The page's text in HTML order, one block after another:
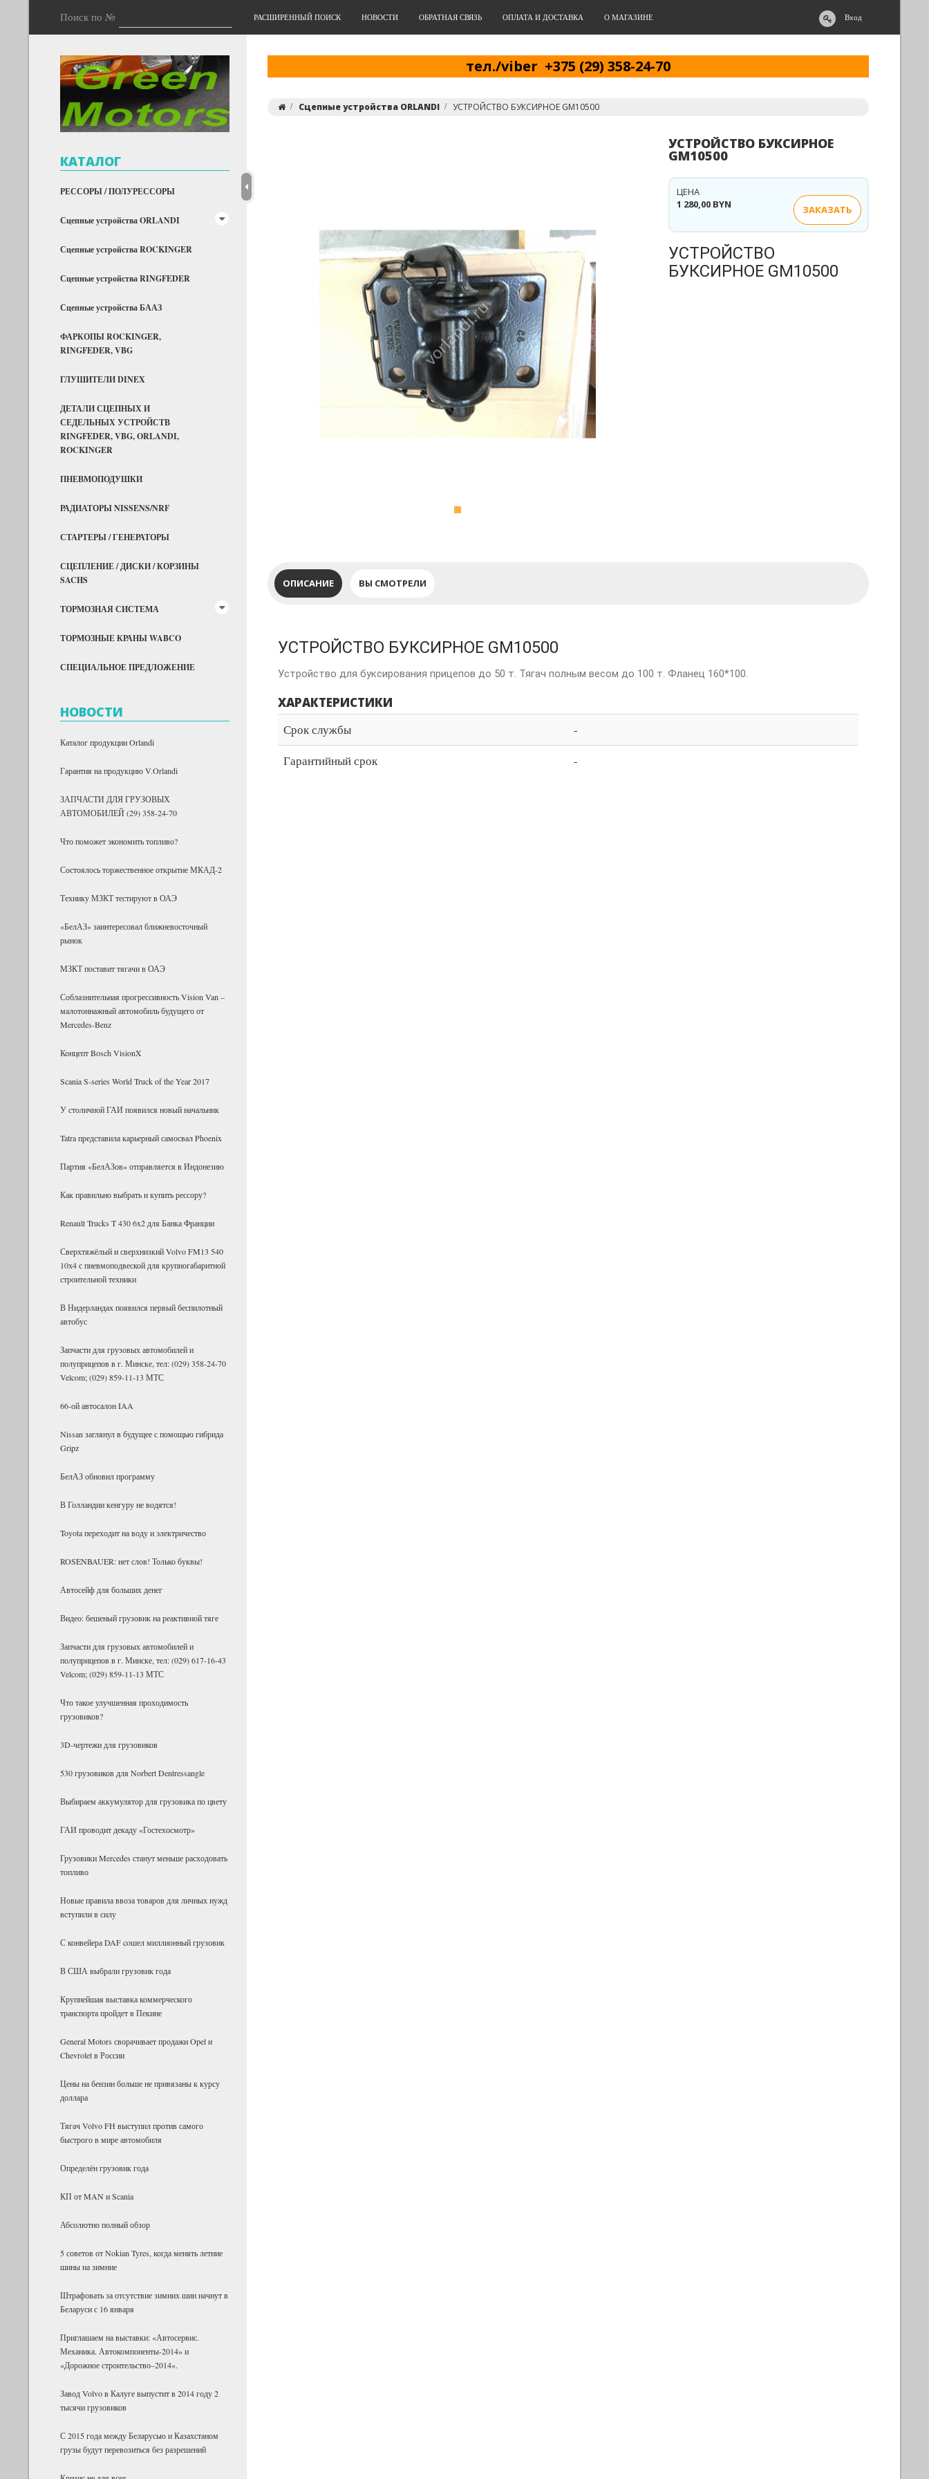
Вход
Поиск по № РАСШИРЕННЫЙ ПОИСК НОВОСТИ ОБРАТНАЯ СВЯЗЬ ОПЛАТА И ДОСТАВКА О МАГАЗИНЕ
КАТАЛОГ
РЕССОРЫ / ПОЛУРЕССОРЫ
Сцепные устройства ORLANDI
Сцепные устройства ROCKINGER
Сцепные устройства RINGFEDER
Сцепные устройства БААЗ
ФАРКОПЫ ROCKINGER,
RINGFEDER, VBG
ГЛУШИТЕЛИ DINEX
ДЕТАЛИ СЦЕПНЫХ И
СЕДЕЛЬНЫХ УСТРОЙСТВ
RINGFEDER, VBG, ORLANDI,
ROCKINGER
ПНЕВМОПОДУШКИ
РАДИАТОРЫ NISSENS/NRF
СТАРТЕРЫ / ГЕНЕРАТОРЫ
СЦЕПЛЕНИЕ / ДИСКИ / КОРЗИНЫ
SACHS
ТОРМОЗНАЯ СИСТЕМА
ТОРМОЗНЫЕ КРАНЫ WABCO
СПЕЦИАЛЬНОЕ ПРЕДЛОЖЕНИЕ
НОВОСТИ
Каталог продукции Orlandi
Гарантия на продукцию V.Orlandi
ЗАПЧАСТИ ДЛЯ ГРУЗОВЫХ
АВТОМОБИЛЕЙ (29) 358-24-70
Что поможет экономить топливо?
Состоялось торжественное открытие МКАД-2
Технику МЗКТ тестируют в ОАЭ
«БелАЗ» заинтересовал ближневосточный
рынок
МЗКТ поставит тягачи в ОАЭ
Соблазнительная прогрессивность Vision Van –
малотоннажный автомобиль будущего от
Mercedes-Benz
Концепт Bosch VisionX
Scania S-series World Truck of the Year 2017
У столичной ГАИ появился новый начальник
Tatra представила карьерный самосвал Phoenix
Партия «БелАЗов» отправляется в Индонезию
Как правильно выбрать и купить рессору?
Renault Trucks T 430 6x2 для Банка Фран­ции
Сверх­тя­жё­лый и сверх­низ­кий Volvo FM13 540
10х4 с пнев­мо­под­вес­кой для круп­но­га­ба­рит­ной
стро­и­тель­ной тех­ники
В Нидерландах появился первый беспилотный
автобус
Запчасти для грузовых автомобилей и
полуприцепов в г. Минске, тел: (029) 358-24-70
Velcom; (029) 859-11-13 МТС
66-ой автосалон IAA
Nissan заглянул в будущее с помощью гибрида
Gripz
БелАЗ об­но­вил про­грамму
В Гол­лан­дии кен­гуру не во­дятся!
Toyota пе­ре­хо­дит на воду и элек­три­че­ство
ROSENBAUER: нет слов! Только буквы!
Ав­то­сейф для боль­ших денег
Видео: бешеный грузовик на реактивной тяге
Запчасти для грузовых автомобилей и
полуприцепов в г. Минске, тел: (029) 617-16-43
Velcom; (029) 859-11-13 МТС
Что такое улучшенная проходимость
грузовиков?
3D-чертежи для грузовиков
530 грузовиков для Norbert Dentressangle
Выбираем аккумулятор для грузовика по цвету
ГАИ проводит декаду «Гостехосмотр»
Грузовики Mercedes станут меньше расходовать
топливо
Новые правила ввоза товаров для личных нужд
вступили в силу
С конвейера DAF coшел миллионный грузовик
В США выбрали грузовик года
Крупнейшая выставка коммерческого
транспорта пройдет в Пекине
General Motors сворачивает продажи Opel и
Chevrolet в России
Цены на бензин больше не привязаны к курсу
доллара
Тягач Volvo FH выступил против самого
быстрого в мире автомобиля
Определён грузовик года
КП от MAN и Scania
Абсолютно полный обзор
5 советов от Nokian Tyres, когда менять летние
шины на зимние
Штрафовать за отсутствие зимних шин начнут в
Беларуси с 16 января
Приглашаем на выставки: «Автосервис.
Механика. Автокомпоненты-2014» и
«Дорожное строительство–2014».
Завод Volvo в Калуге выпустит в 2014 году 2
тысячи грузовиков
С 2015 года между Беларусью и Казахстаном
грузы будут перевозиться без разрешений
тел./viber +375 (29) 358-24-70
Сцепные устройства ORLANDI УСТРОЙСТВО БУКСИРНОЕ GM10500
УСТРОЙСТВО БУКСИРНОЕ
GM10500
1 280,00 BYN
ЦЕНА
ЗАКАЗАТЬ
УСТРОЙСТВО
БУКСИРНОЕ GM10500
ОПИСАНИЕ ВЫ СМОТРЕЛИ
УСТРОЙСТВО БУКСИРНОЕ GM10500
Устройство для буксирования прицепов до 50 т. Тягач полным весом до 100 т. Фланец 160*100.
ХАРАКТЕРИСТИКИ
Срок службы
-
Гарантийный срок
-